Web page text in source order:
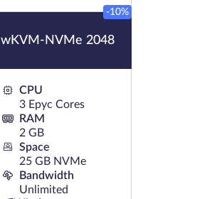
wKVM-NVMe 2048
-10%
CPU
3 Epyc Cores
RAM
2 GB
Space
25 GB NVMe
Bandwidth
Unlimited